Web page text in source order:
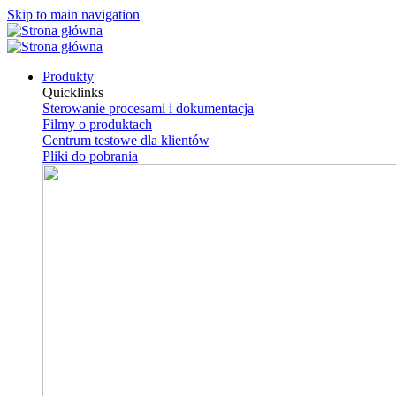
Skip to main navigation
Produkty
Quicklinks
Sterowanie procesami i dokumentacja
Filmy o produktach
Centrum testowe dla klientów
Pliki do pobrania